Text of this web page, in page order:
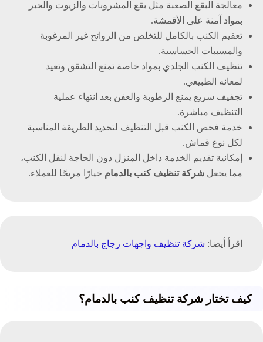
معالجة البقع الصعبة مثل بقع المشروبات والزيوت والحبر
بمواد آمنة على الأقمشة.
تعقيم الكنب بالكامل للتخلص من الروائح غير المرغوبة
والمسببات الحساسية.
تنظيف الكنب الجلدي بمواد خاصة تمنع التشقق وتعيد
لمعانه الطبيعي.
تجفيف سريع يمنع الرطوبة والعفن بعد انتهاء عملية
التنظيف مباشرة.
خدمة فحص الكنب قبل التنظيف لتحديد الطريقة المناسبة
لكل نوع قماش.
إمكانية تقديم الخدمة داخل المنزل دون الحاجة لنقل الكنب،
مما يجعل شركة تنظيف كنب بالدمام خيارًا مريحًا للعملاء.
اقرأ أيضا: شركة تنظيف واجهات زجاج بالدمام
كيف تختار شركة تنظيف كنب بالدمام؟